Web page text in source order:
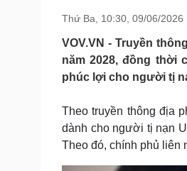
Pháp luật
Vụ án
Tin nóng
Sức khỏe
Thứ Ba, 10:30, 09/06/2026
VOV.VN - Truyền
năm 2028, đồng
phúc lợi cho người tị
Theo truyền thông địa
dành cho người tị nạn
Theo đó, chính phủ liên